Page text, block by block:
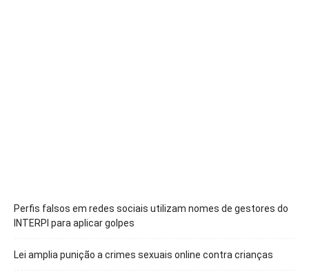
Perfis falsos em redes sociais utilizam nomes de gestores do
INTERPI para aplicar golpes
Lei amplia punição a crimes sexuais online contra crianças